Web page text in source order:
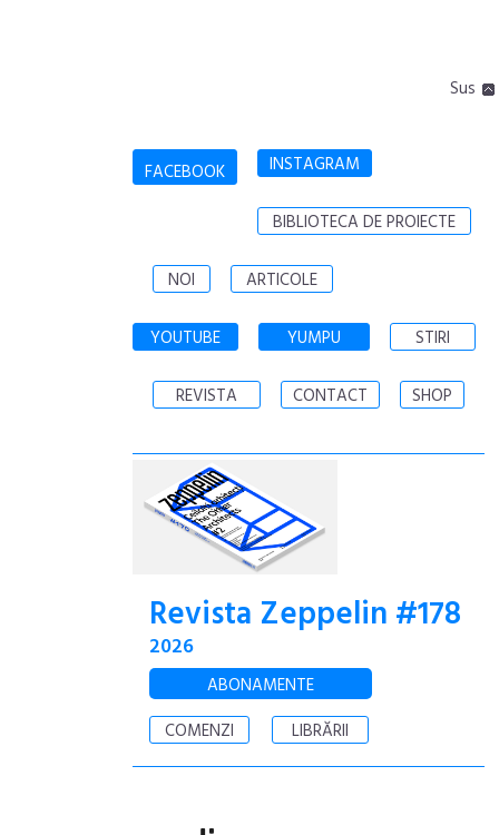
Sus
FACEBOOK INSTAGRAM
BIBLIOTECA DE PROIECTE
NOI ARTICOLE
YOUTUBE YUMPU STIRI
REVISTA CONTACT SHOP
Revista Zeppelin #178
2026
ABONAMENTE
COMENZI
LIBRĂRII